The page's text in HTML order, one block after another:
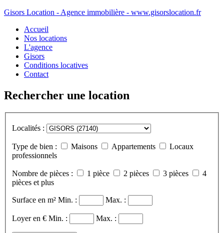
Gisors Location - Agence immobilière - www.gisorslocation.fr
Accueil
Nos locations
L'agence
Gisors
Conditions locatives
Contact
Rechercher une location
Localités :
Type de bien : Maisons Appartements
Locaux
professionnels
Nombre de pièces : 1 pièce 2 pièces 3 pièces
4
pièces et plus
Surface en m² Min. : Max. :
Loyer en € Min. : Max. :